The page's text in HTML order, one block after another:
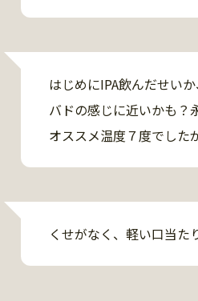
はじめにIPA飲んだせい
バドの感じに近いかも？
オススメ温度７度でした
くせがなく、軽い口当た